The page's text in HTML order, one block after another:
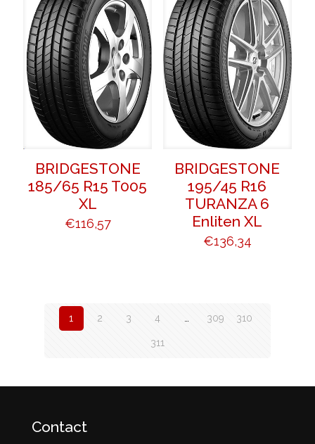
BRIDGESTONE
185/65 R15 T005
XL
€116,57
BRIDGESTONE
195/45 R16
TURANZA 6
Enliten XL
€136,34
1 2 3 4 309 310
311
Contact